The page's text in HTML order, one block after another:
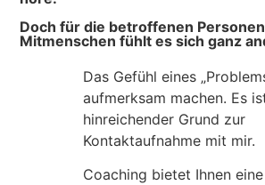
Doch für die betroffenen
Mitmenschen fühlt es sich ganz
Das Gefühl eines
aufmerksam machen. Es
hinreichender Grund zur
Kontaktaufnahme mit mir.
Coaching bietet Ihnen eine